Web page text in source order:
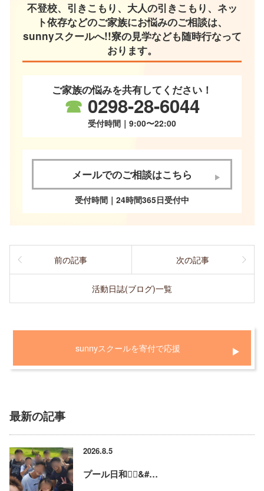
不登校、引きこもり、大人の引きこもり、ネッ
ト依存などのご家族にお悩みのご相談は、
sunnyスクールへ!!寮の見学なども随時行なって
おります。
ご家族の悩みを共有してください！
☎ 0298-28-6044
受付時間｜9:00〜22:00
メールでのご相談はこちら
受付時間｜24時間365日受付中
前の記事
活動日誌(ブログ)一覧
次の記事
sunnyスクールを寄付で応援
最新の記事
2026.8.5
プール日和🏊‍♂&#…